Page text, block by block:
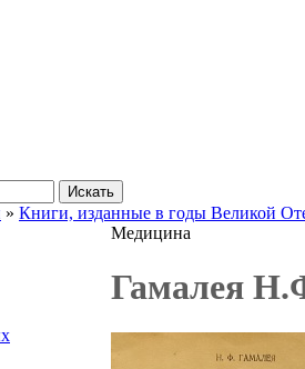
Искать
» Книги, изданные в годы Великой
Медицина
Гамалея